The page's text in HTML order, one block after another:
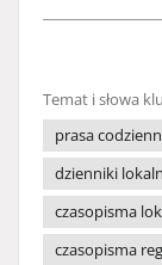
Temat i słowa
prasa
dzienniki
czasopisma
czasopisma